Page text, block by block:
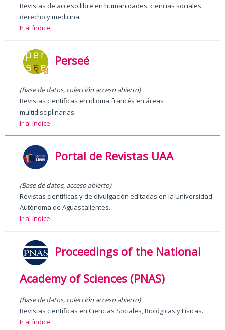
Revistas de acceso libre en humanidades, ciencias sociales,
derecho y medicina.
Ir al índice
Perseé
(Base de datos, colección acceso abierto)
Revistas científicas en idioma francés en áreas
multidisciplinarias.
Ir al índice
Portal de Revistas UAA
(Base de datos, acceso abierto)
Revistas científicas y de divulgación editadas en la Universidad
Autónoma de Aguascalientes.
Ir al índice
Proceedings of the National
Academy of Sciences (PNAS)
(Base de datos, colección acceso abierto)
Revistas científicas en Ciencias Sociales, Biológicas y Físicas.
Ir al índice